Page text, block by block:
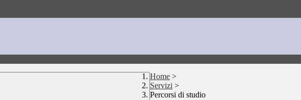
Home >
Servizi >
Percorsi di studio